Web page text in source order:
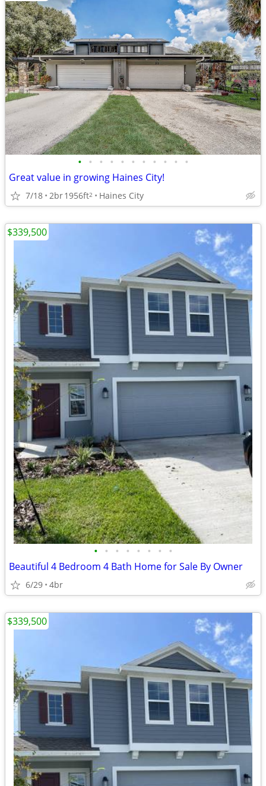
• • • • • • • • • • •
Great value in growing Haines City!
7/18 2br1956ft2 Haines City
• • • • • • • •
Beautiful 4 Bedroom 4 Bath Home for Sale By Owner
6/29 4br
$339,500
$339,500